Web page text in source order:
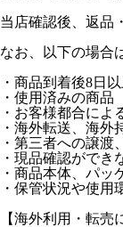
当店確認後、返品
なお、以下の場合
・商品到着後8日
・使用済みの商品
・お客様都合によ
・海外転送、海外
・第三者への譲渡
・現品確認ができ
・商品本体、パッ
・保管状況や使用
【海外利用・転売